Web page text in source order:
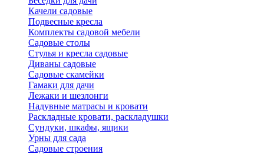
Качели садовые
Подвесные кресла
Комплекты садовой мебели
Садовые столы
Стулья и кресла садовые
Диваны садовые
Садовые скамейки
Гамаки для дачи
Лежаки и шезлонги
Надувные матрасы и кровати
Раскладные кровати, раскладушки
Сундуки, шкафы, ящики
Урны для сада
Садовые строения